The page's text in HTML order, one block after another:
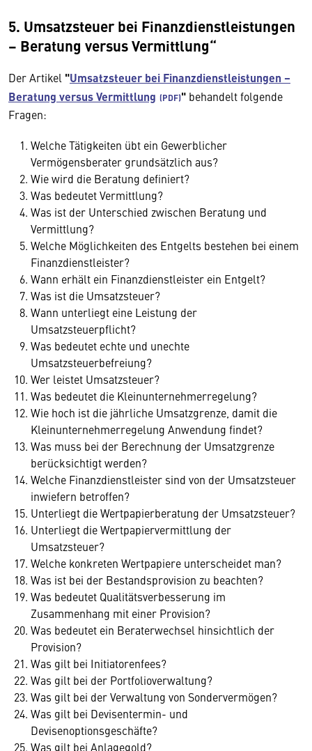
5. Umsatzsteuer bei Finanzdienstleistungen
– Beratung versus Vermittlung“
Der Artikel "Umsatzsteuer bei Finanzdienstleistungen –
Beratung versus Vermittlung
" behandelt folgende
Fragen:
Welche Tätigkeiten übt ein Gewerblicher
Vermögensberater grundsätzlich aus?
Wie wird die Beratung definiert?
Was bedeutet Vermittlung?
Was ist der Unterschied zwischen Beratung und
Vermittlung?
Welche Möglichkeiten des Entgelts bestehen bei einem
Finanzdienstleister?
Wann erhält ein Finanzdienstleister ein Entgelt?
Was ist die Umsatzsteuer?
Wann unterliegt eine Leistung der
Umsatzsteuerpflicht?
Was bedeutet echte und unechte
Umsatzsteuerbefreiung?
Wer leistet Umsatzsteuer?
Was bedeutet die Kleinunternehmerregelung?
Wie hoch ist die jährliche Umsatzgrenze, damit die
Kleinunternehmerregelung Anwendung findet?
Was muss bei der Berechnung der Umsatzgrenze
berücksichtigt werden?
Welche Finanzdienstleister sind von der Umsatzsteuer
inwiefern betroffen?
Unterliegt die Wertpapierberatung der Umsatzsteuer?
Unterliegt die Wertpapiervermittlung der
Umsatzsteuer?
Welche konkreten Wertpapiere unterscheidet man?
Was ist bei der Bestandsprovision zu beachten?
Was bedeutet Qualitätsverbesserung im
Zusammenhang mit einer Provision?
Was bedeutet ein Beraterwechsel hinsichtlich der
Provision?
Was gilt bei Initiatorenfees?
Was gilt bei der Portfolioverwaltung?
Was gilt bei der Verwaltung von Sondervermögen?
Was gilt bei Devisentermin- und
Devisenoptionsgeschäfte?
Was gilt bei Anlagegold?